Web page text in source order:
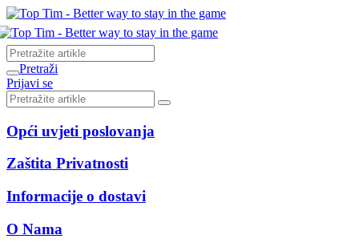
Pretraži
Prijavi se
Opći uvjeti poslovanja
Zaštita Privatnosti
Informacije o dostavi
O Nama